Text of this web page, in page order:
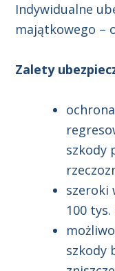
Indywidualne
majątkowego –
Zalety
szkody
szeroki
100 tys.
szkody